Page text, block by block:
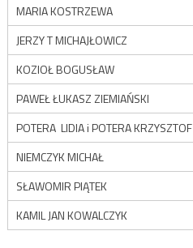
MARIA KOSTRZEWA
JERZY T MICHAJŁOWICZ
KOZIOŁ BOGUSŁAW
PAWEŁ ŁUKASZ ZIEMIAŃSKI
POTERA LIDIA i POTERA KRZYSZTOF
NIEMCZYK MICHAŁ
SŁAWOMIR PIĄTEK
KAMIL JAN KOWALCZYK